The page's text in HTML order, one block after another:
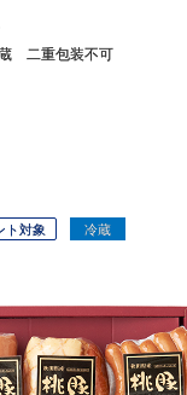
二重包装不可
ト対象 冷蔵